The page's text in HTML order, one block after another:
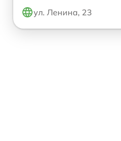
ул. Ленина, 23